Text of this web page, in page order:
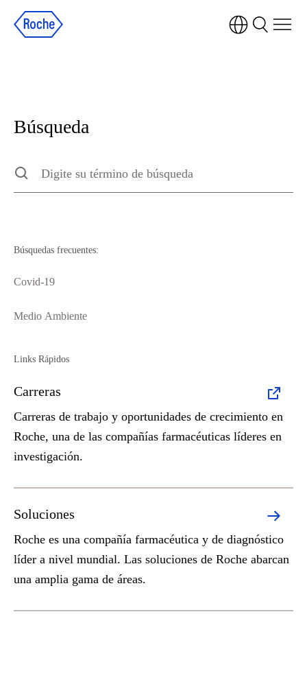
Búsqueda
Búsqueda
Type to search the site, press escape to clear
Búsquedas frecuentes:
Covid-19
Medio Ambiente
Links Rápidos
Carreras
Carreras de trabajo y oportunidades de crecimiento en
Roche, una de las compañías farmacéuticas líderes en
investigación.
Soluciones
Roche es una compañía farmacéutica y de diagnóstico
líder a nivel mundial. Las soluciones de Roche abarcan
una amplia gama de áreas.